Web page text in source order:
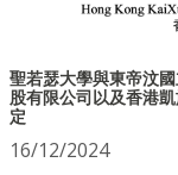
聖若瑟大學與東帝汶
股有限公司以及香港
定
16/12/2024